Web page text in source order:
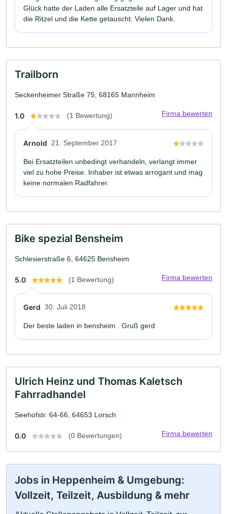
Glück hatte der Laden alle Ersatzteile auf Lager und hat
die Ritzel und die Kette getauscht. Vielen Dank.
Trailborn
Seckenheimer Straße 75, 68165 Mannheim
1.0 (1 Bewertung) Firma bewerten
Arnold 21. September 2017
Bei Ersatzteilen unbedingt verhandeln, verlangt immer
viel zu hohe Preise. Inhaber ist etwas arrogant und mag
keine normalen Radfahrer.
Bike spezial Bensheim
Schlesierstraße 6, 64625 Bensheim
5.0 (1 Bewertung) Firma bewerten
Gerd 30. Juli 2018
Der beste laden in bensheim . Gruß gerd
Ulrich Heinz und Thomas Kaletsch
Fahrradhandel
Seehofstr. 64-66, 64653 Lorsch
0.0 (0 Bewertungen) Firma bewerten
Jobs in Heppenheim & Umgebung:
Vollzeit, Teilzeit, Ausbildung & mehr